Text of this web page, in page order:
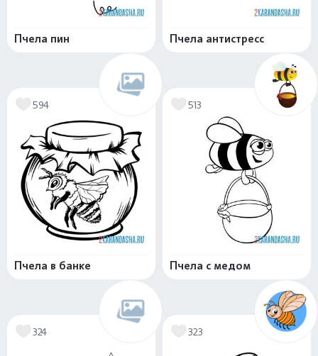
Пчела пин Пчела антистресс
594
Пчела в банке
513
Пчела с медом
324 323